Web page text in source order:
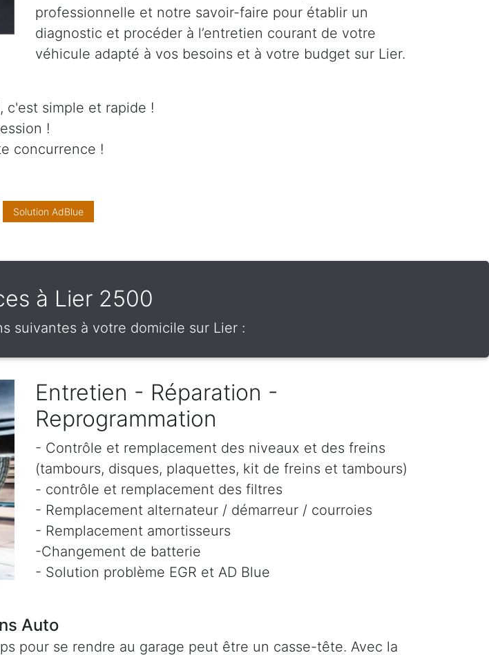
professionnelle et notre savoir-faire pour établir un
diagnostic et procéder à l’entretien courant de votre
véhicule adapté à vos besoins et à votre budget sur Lier.
c'est simple et rapide !
!
concurrence !
Solution AdBlue
à Lier 2500
suivantes à votre domicile sur Lier :
Entretien - Réparation -
Reprogrammation
- Contrôle et remplacement des niveaux et des freins
(tambours, disques, plaquettes, kit de freins et tambours)
- contrôle et remplacement des filtres
- Remplacement alternateur / démarreur / courroies
- Remplacement amortisseurs
-Changement de batterie
- Solution problème EGR et AD Blue
Auto
pour se rendre au garage peut être un casse-tête. Avec la